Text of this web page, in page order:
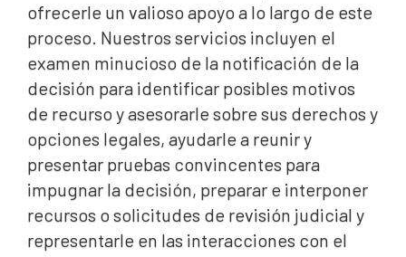
ofrecerle un valioso apoyo a lo largo de este
proceso. Nuestros servicios incluyen el
examen minucioso de la notificación de la
decisión para identificar posibles motivos
de recurso y asesorarle sobre sus derechos y
opciones legales, ayudarle a reunir y
presentar pruebas convincentes para
impugnar la decisión, preparar e interponer
recursos o solicitudes de revisión judicial y
representarle en las interacciones con el